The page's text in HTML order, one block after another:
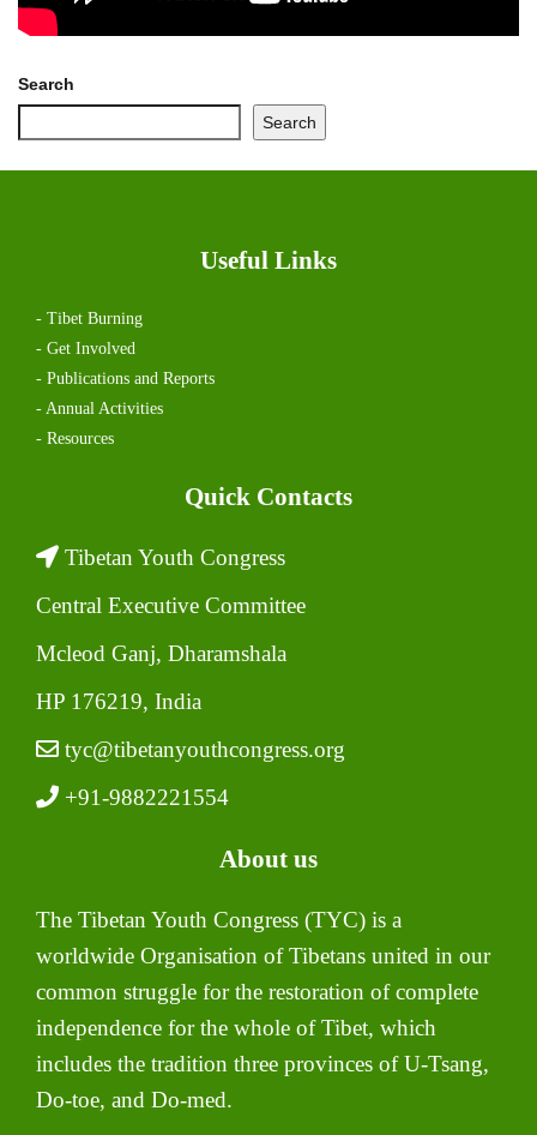
Search
Search
Useful Links
- Tibet Burning
- Get Involved
- Publications and Reports
- Annual Activities
- Resources
Quick Contacts
Tibetan Youth Congress
Central Executive Committee
Mcleod Ganj, Dharamshala
HP 176219, India
tyc@tibetanyouthcongress.org
+91-9882221554
About us
The Tibetan Youth Congress (TYC) is a
worldwide Organisation of Tibetans united in our
common struggle for the restoration of complete
independence for the whole of Tibet, which
includes the tradition three provinces of U-Tsang,
Do-toe, and Do-med.